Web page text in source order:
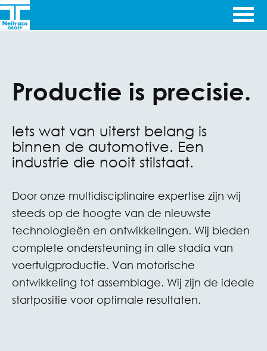
Ga door naar inhoud
Engineering
Productie is precisie.
Iets wat van uiterst belang is
binnen de automotive. Een
industrie die nooit stilstaat.
Door onze multidisciplinaire expertise zijn wij
steeds op de hoogte van de nieuwste
technologieën en ontwikkelingen. Wij bieden
complete ondersteuning in alle stadia van
voertuigproductie. Van motorische
ontwikkeling tot assemblage. Wij zijn de ideale
startpositie voor optimale resultaten.